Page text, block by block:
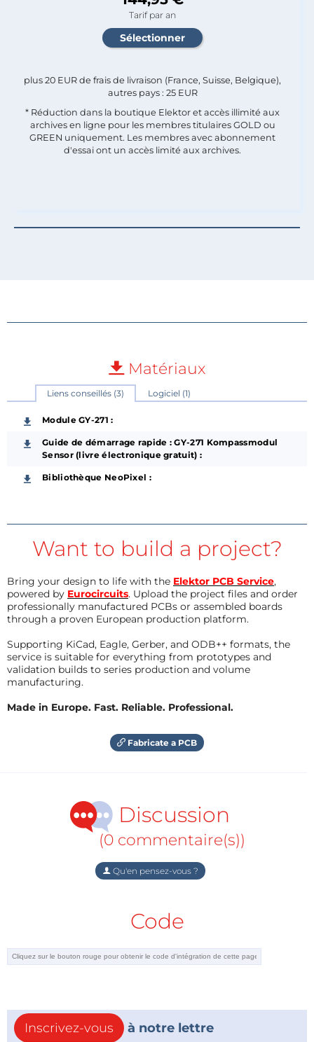
Tarif par an
plus 20 EUR de frais de livraison (France, Suisse, Belgique),
autres pays : 25 EUR
* Réduction dans la boutique Elektor et accès illimité aux
archives en ligne pour les membres titulaires GOLD ou
GREEN uniquement. Les membres avec abonnement
d'essai ont un accès limité aux archives.
Matériaux
Liens conseillés (3) Logiciel (1)
Module GY-271 :
Guide de démarrage rapide : GY-271 Kompassmodul
Sensor (livre électronique gratuit) :
Bibliothèque NeoPixel :
Want to build a project?
Bring your design to life with the Elektor PCB Service,
powered by Eurocircuits. Upload the project files and order
professionally manufactured PCBs or assembled boards
through a proven European production platform.
Supporting KiCad, Eagle, Gerber, and ODB++ formats, the
service is suitable for everything from prototypes and
validation builds to series production and volume
manufacturing.
Made in Europe. Fast. Reliable. Professional.
Fabricate a PCB
Discussion
(0 commentaire(s))
Qu'en pensez-vous ?
Code
Inscrivez-vous
à notre lettre